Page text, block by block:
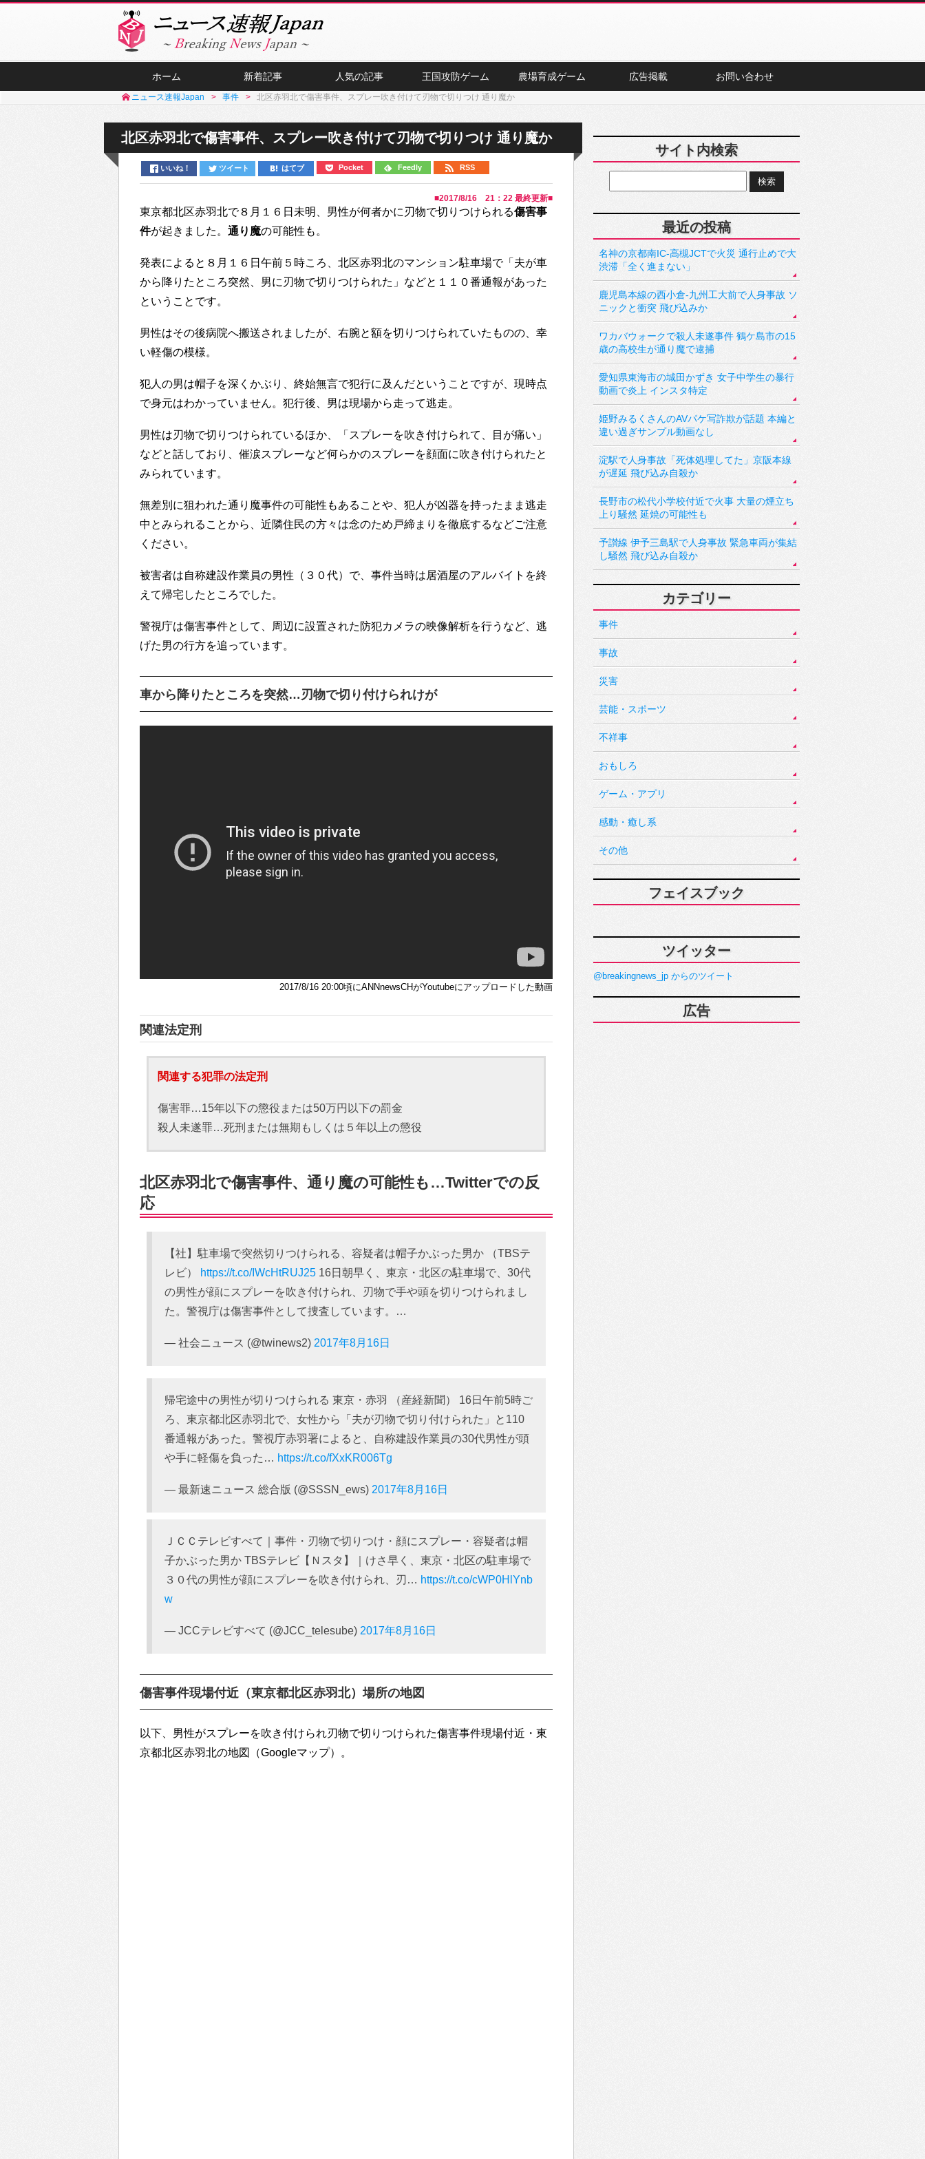
ホーム 新着記事 人気の記事 王国攻防ゲーム 農場育成ゲーム 広告掲載 お問い合わせ
ニュース速報Japan 事件 北区赤羽北で傷害事件、スプレー吹き付けて刃物で切りつけ 通り魔か
北区赤羽北で傷害事件、スプレー吹き付けて刃物で切りつけ 通り魔か
いいね！ ツイート はてブ Pocket Feedly RSS
■2017/8/16 21：22 最終更新■
東京都北区赤羽北で８月１６日未明、男性が何者かに刃物で切りつけられる傷害事
件が起きました。 通り魔の可能性も。
発表によると８月１６日午前５時ころ、北区赤羽北のマンション駐車場で「夫が車
から降りたところ突然、男に刃物で切りつけられた」などと１１０番通報があった
ということです。
男性はその後病院へ搬送されましたが、右腕と額を切りつけられていたものの、幸
い軽傷の模様。
犯人の男は帽子を深くかぶり、終始無言で犯行に及んだということですが、現時点
で身元はわかっていません。犯行後、男は現場から走って逃走。
男性は刃物で切りつけられているほか、「スプレーを吹き付けられて、目が痛い」
などと話しており、催涙スプレーなど何らかのスプレーを顔面に吹き付けられたと
みられています。
無差別に狙われた通り魔事件の可能性もあることや、犯人が凶器を持ったまま逃走
中とみられることから、近隣住民の方々は念のため戸締まりを徹底するなどご注意
ください。
被害者は自称建設作業員の男性（３０代）で、事件当時は居酒屋のアルバイトを終
えて帰宅したところでした。
警視庁は傷害事件として、周辺に設置された防犯カメラの映像解析を行うなど、逃
げた男の行方を追っています。
車から降りたところを突然…刃物で切り付けられけが
2017/8/16 20:00頃にANNnewsCHがYoutubeにアップロードした動画
関連法定刑
関連する犯罪の法定刑
傷害罪…15年以下の懲役または50万円以下の罰金
殺人未遂罪…死刑または無期もしくは５年以上の懲役
北区赤羽北で傷害事件、通り魔の可能性も…Twitterでの反
応
【社】駐車場で突然切りつけられる、容疑者は帽子かぶった男か （TBSテ
レビ）
https://t.co/IWcHtRUJ25 16日朝早く、東京・北区の駐車場で、30代
の男性が顔にスプレーを吹き付けられ、刃物で手や頭を切りつけられまし
た。警視庁は傷害事件として捜査しています。…
— 社会ニュース (@twinews2) 2017年8月16日
帰宅途中の男性が切りつけられる 東京・赤羽 （産経新聞） 16日午前5時ご
ろ、東京都北区赤羽北で、女性から「夫が刃物で切り付けられた」と110
番通報があった。警視庁赤羽署によると、自称建設作業員の30代男性が頭
や手に軽傷を負った… https://t.co/fXxKR006Tg
— 最新速ニュース 総合版 (@SSSN_ews) 2017年8月16日
ＪＣＣテレビすべて｜事件・刃物で切りつけ・顔にスプレー・容疑者は帽
子かぶった男か TBSテレビ【Ｎスタ】｜けさ早く、東京・北区の駐車場で
３０代の男性が顔にスプレーを吹き付けられ、刃… https://t.co/cWP0HlYnb
w
— JCCテレビすべて (@JCC_telesube) 2017年8月16日
傷害事件現場付近（東京都北区赤羽北）場所の地図
以下、男性がスプレーを吹き付けられ刃物で切りつけられた傷害事件現場付近・東
京都北区赤羽北の地図（Googleマップ）。
サイト内検索
最近の投稿
名神の京都南IC-高槻JCTで火災 通行止めで大
渋滞「全く進まない」
鹿児島本線の西小倉-九州工大前で人身事故 ソ
ニックと衝突 飛び込みか
ワカバウォークで殺人未遂事件 鶴ケ島市の15
歳の高校生が通り魔で逮捕
愛知県東海市の城田かずき 女子中学生の暴行
動画で炎上 インスタ特定
姫野みるくさんのAVパケ写詐欺が話題 本編と
違い過ぎサンプル動画なし
淀駅で人身事故「死体処理してた」京阪本線
が遅延 飛び込み自殺か
長野市の松代小学校付近で火事 大量の煙立ち
上り騒然 延焼の可能性も
予讃線 伊予三島駅で人身事故 緊急車両が集結
し騒然 飛び込み自殺か
カテゴリー
事件
事故
災害
芸能・スポーツ
不祥事
おもしろ
ゲーム・アプリ
感動・癒し系
その他
フェイスブック
ツイッター
@breakingnews_jp からのツイート
広告